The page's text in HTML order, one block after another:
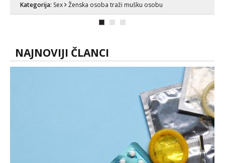
puta dnevno bilo kad i bilo gdje zato se
javi što prije da me isprobaš Klikni na
Kategorija: Sex Ženska osoba traži mušku osobu
NAJNOVIJI ČLANCI